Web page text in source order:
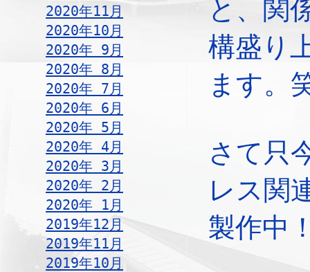
2020年11月
2020年10月
2020年 9月
2020年 8月
2020年 7月
2020年 6月
2020年 5月
2020年 4月
2020年 3月
2020年 2月
2020年 1月
2019年12月
2019年11月
2019年10月
と、関
構盛り
ます。
さて只
レス関
製作中